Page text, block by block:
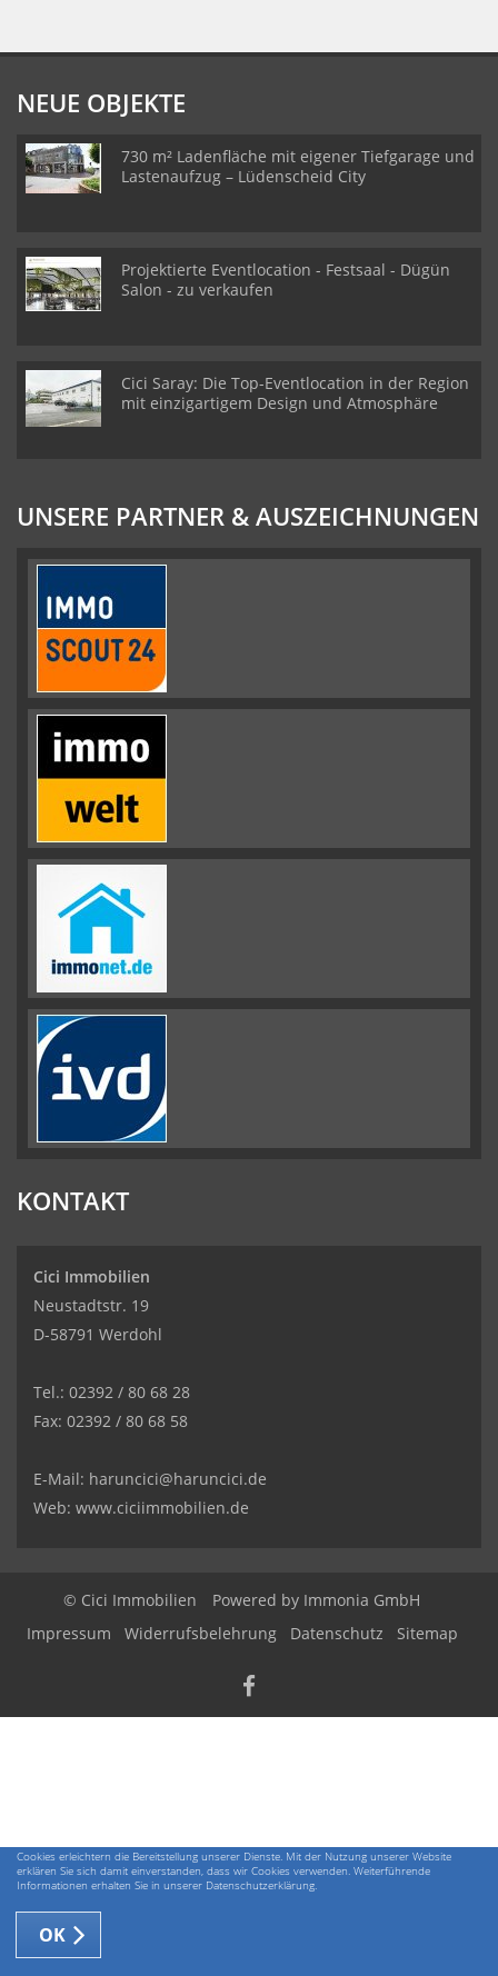
Cookies erleichtern die Bereitstellung unserer Dienste. Mit der Nutzung unserer Website
erklären Sie sich damit einverstanden, dass wir Cookies verwenden. Weiterführende
Informationen erhalten Sie in unserer Datenschutzerklärung.
OK
NEUE OBJEKTE
730 m² Ladenfläche mit eigener Tiefgarage und
Lastenaufzug – Lüdenscheid City
Projektierte Eventlocation - Festsaal - Dügün
Salon - zu verkaufen
Cici Saray: Die Top-Eventlocation in der Region
mit einzigartigem Design und Atmosphäre
UNSERE PARTNER & AUSZEICHNUNGEN
KONTAKT
Cici Immobilien
Neustadtstr. 19
D-58791 Werdohl
Tel.: 02392 / 80 68 28
Fax: 02392 / 80 68 58
E-Mail: haruncici@haruncici.de
Web: www.ciciimmobilien.de
© Cici Immobilien Powered by Immonia GmbH
Impressum
Widerrufsbelehrung Datenschutz Sitemap